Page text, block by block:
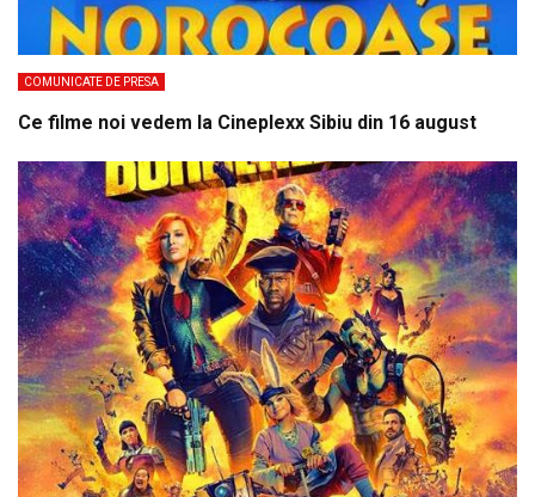
COMUNICATE DE PRESA
Ce filme noi vedem la Cineplexx Sibiu din 16 august